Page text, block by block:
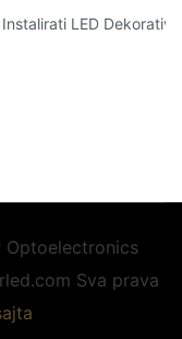
Rasvjetnih Motiva
LED
Sva prava